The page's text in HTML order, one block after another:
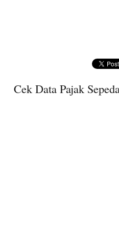
Cek Data Pajak